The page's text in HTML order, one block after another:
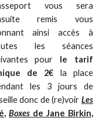
vous sera
remis vous
ainsi accès à
les séances
pour le tarif
de 2€ la place
les 3 jours de
donc de (re)voir Les
, Boxesde Jane Birkin,